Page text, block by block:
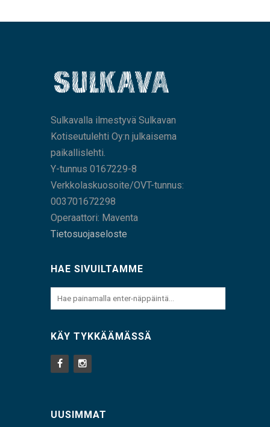
Sulkavalla ilmestyvä Sulkavan
Kotiseutulehti Oy:n julkaisema
paikallislehti.
Y-tunnus 0167229-8
Verkkolaskuosoite/OVT-tunnus:
003701672298
Operaattori: Maventa
Tietosuojaseloste
HAE SIVUILTAMME
KÄY TYKKÄÄMÄSSÄ
UUSIMMAT